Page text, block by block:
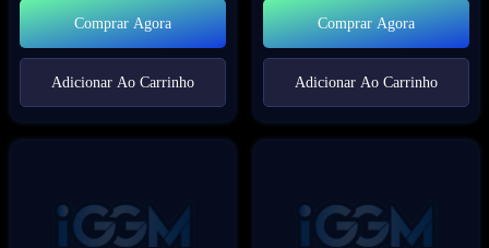
Comprar Agora
Adicionar Ao Carrinho
Comprar Agora
Adicionar Ao Carrinho